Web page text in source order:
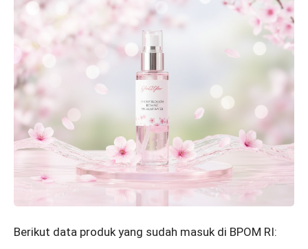
Berikut data produk yang sudah masuk di BPOM RI: